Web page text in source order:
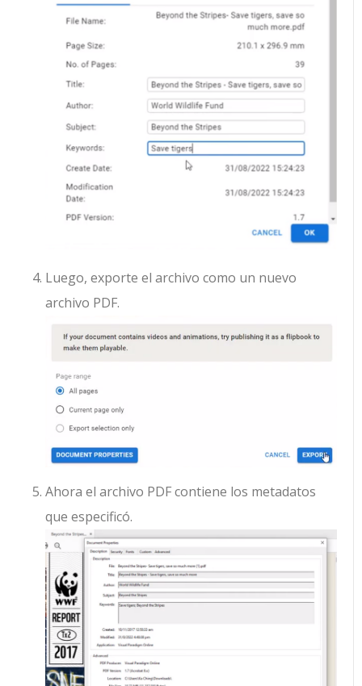
Luego, exporte el archivo como un nuevo
archivo PDF.
Ahora el archivo PDF contiene los metadatos
que especificó.